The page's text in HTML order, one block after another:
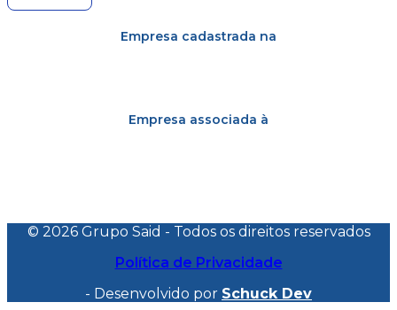
Empresa cadastrada na
Empresa associada à
© 2026 Grupo Said - Todos os direitos reservados
Política de Privacidade
- Desenvolvido por Schuck Dev